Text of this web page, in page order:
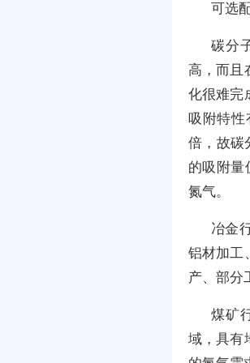
可选
碳分
高，而且
化很难完
吸附特性
倍，故碳
的吸附量
氮气。
冶金
铝材加工
产、部分
煤矿
域，具有